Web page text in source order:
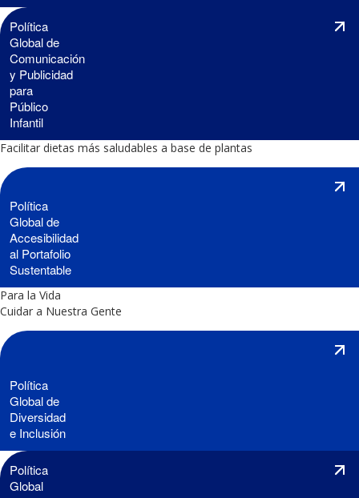
Política
Global de
Comunicación
y Publicidad
para
Público
Infantil
Facilitar dietas más saludables a base de plantas
Política
Global de
Accesibilidad
al Portafolio
Sustentable
Para la Vida
Cuidar a Nuestra Gente
Política
Global de
Diversidad
e Inclusión
Política
Global